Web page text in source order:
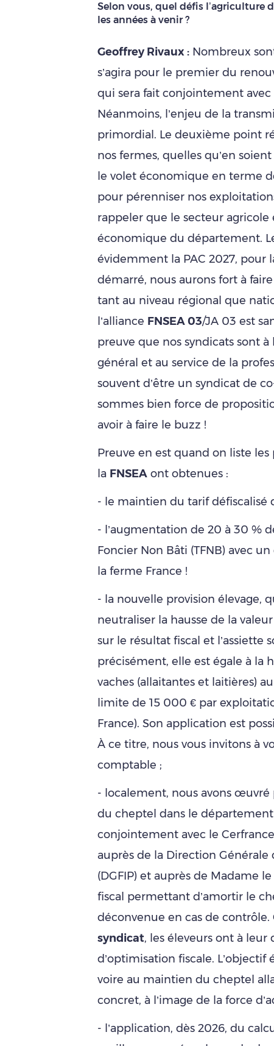
Selon vous, quel défis l’agriculture
les années à venir ?
Geoffrey Rivaux : Nombreux
s’agira pour le premier du
qui sera fait conjointement avec
Néanmoins, l’enjeu de la
primordial. Le deuxième point
nos fermes, quelles qu’en
le volet économique en terme
pour pérenniser nos
rappeler que le secteur
économique du département.
évidemment la PAC 2027, pour
démarré, nous aurons fort à
tant au niveau régional que
l’alliance FNSEA 03/JA 03 est
preuve que nos syndicats sont
général et au service de la
souvent d’être un syndicat de
sommes bien force de
avoir à faire le buzz !
Preuve en est quand on liste
la FNSEA ont obtenues :
- le maintien du tarif défiscalisé
- l’augmentation de 20 à 30 %
Foncier Non Bâti (TFNB) avec
la ferme France !
- la nouvelle provision élevage,
neutraliser la hausse de la
sur le résultat fiscal et l’assiette
précisément, elle est égale à la
vaches (allaitantes et laitières)
limite de 15 000 € par
France). Son application est
À ce titre, nous vous invitons à
comptable ;
- localement, nous avons œuvré
du cheptel dans le département
conjointement avec le
auprès de la Direction Générale
(DGFIP) et auprès de Madame
fiscal permettant d’amortir le
déconvenue en cas de contrôle.
syndicat, les éleveurs ont à
d’optimisation fiscale. L’objectif
voire au maintien du cheptel
concret, à l’image de la force
- l’application, dès 2026, du